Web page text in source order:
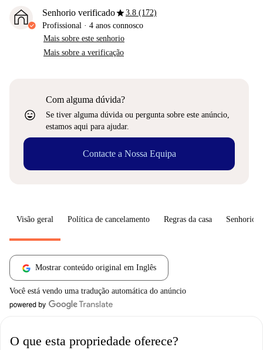
Senhorio verificadostar3.8 (172)
Profissional · 4 anos connosco
Mais sobre este senhorio
Mais sobre a verificação
sentiment_very_satisfied
Com alguma dúvida?
Se tiver alguma dúvida ou pergunta sobre este anúncio,
estamos aqui para ajudar.
Contacte a Nossa Equipa
Visão geral Política de cancelamento Regras da casa Senhorio
Mostrar conteúdo original em Inglês
Você está vendo uma tradução automática do anúncio
O que esta propriedade oferece?